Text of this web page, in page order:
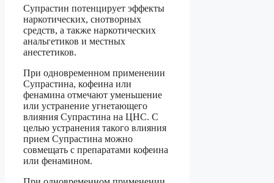
Супрастин потенцирует эффекты
наркотических, снотворных
средств, а также наркотических
анальгетиков и местных
анестетиков.
При одновременном применении
Супрастина, кофеина или
фенамина отмечают уменьшение
или устранение угнетающего
влияния Супрастина на ЦНС. С
целью устранения такого влияния
прием Супрастина можно
совмещать с препаратами кофеина
или фенамином.